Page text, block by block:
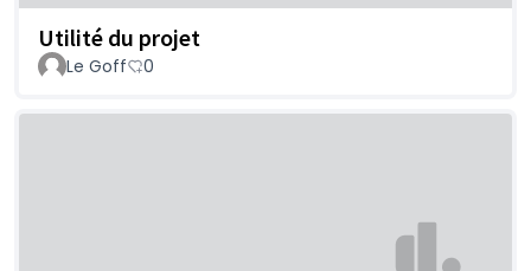
Utilité du projet
Le Goff 0